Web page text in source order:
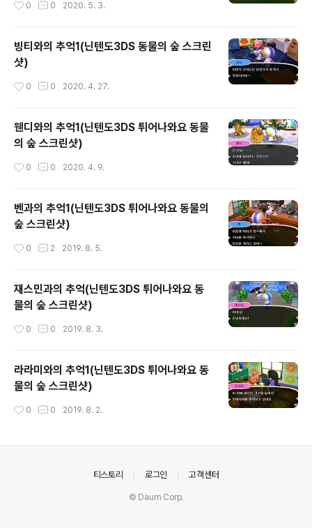
0 0 2020. 5. 3.
빙티와의 추억1(닌텐도3DS 동물의 숲 스크린
샷)
0 0 2020. 4. 27.
웬디와의 추억1(닌텐도3DS 튀어나와요 동물
의 숲 스크린샷)
0 0 2020. 4. 9.
벤과의 추억1(닌텐도3DS 튀어나와요 동물의
숲 스크린샷)
0 2 2019. 8. 5.
재스민과의 추억(닌텐도3DS 튀어나와요 동
물의 숲 스크린샷)
0 0 2019. 8. 3.
라라미와의 추억1(닌텐도3DS 튀어나와요 동
물의 숲 스크린샷)
0 0 2019. 8. 2.
티스토리 로그인 고객센터
© Daum Corp.